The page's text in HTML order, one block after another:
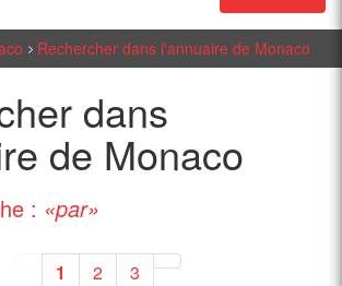
Rechercher dans l'annuaire de Monaco
dans
de Monaco
: «par»
1 2 3